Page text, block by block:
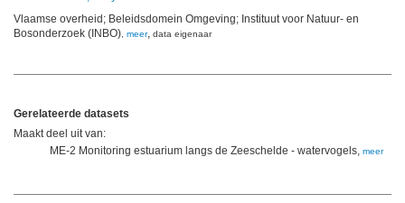
Vlaamse overheid; Beleidsdomein Omgeving; Instituut voor Natuur- en
Bosonderzoek (INBO), meer, data eigenaar
Gerelateerde datasets
Maakt deel uit van:
ME-2 Monitoring estuarium langs de Zeeschelde - watervogels, meer